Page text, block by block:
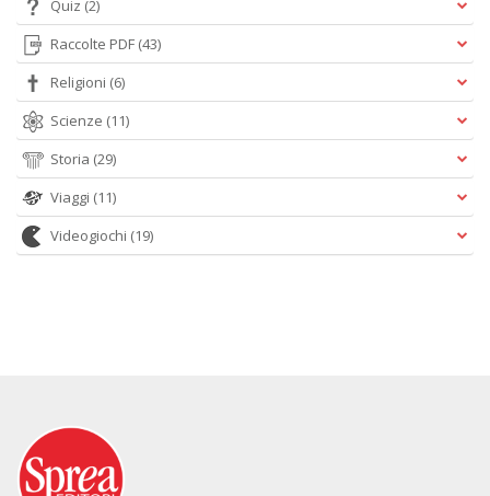
Quiz (2)
Raccolte PDF (43)
Religioni (6)
Scienze (11)
Storia (29)
Viaggi (11)
Videogiochi (19)